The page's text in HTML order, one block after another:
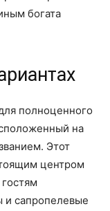
богата
полноценного
на
Этот
центром
и сапропелевые